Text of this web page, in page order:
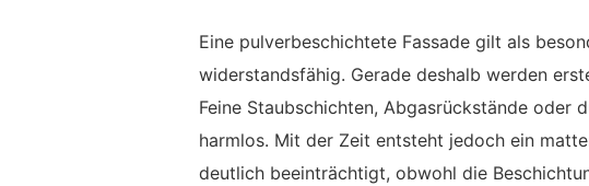
Eine pulverbeschichtete Fassade gilt als
widerstandsfähig. Gerade deshalb werden
Feine Staubschichten, Abgasrückstände oder
harmlos. Mit der Zeit entsteht jedoch ein
deutlich beeinträchtigt, obwohl die